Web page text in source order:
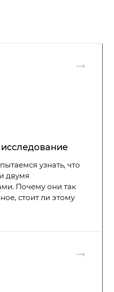
узнать, что
двумя
Почему они так
стоит ли этому